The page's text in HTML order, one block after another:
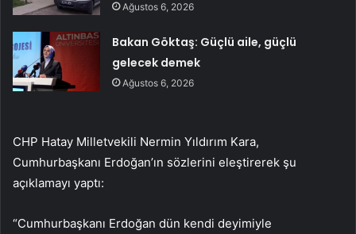
Ağustos 6, 2026
Bakan Göktaş: Güçlü aile, güçlü
gelecek demek
Ağustos 6, 2026
CHP Hatay Milletvekili Nermin Yıldırım Kara,
Cumhurbaşkanı Erdoğan’ın sözlerini eleştirerek şu
açıklamayı yaptı:
“Cumhurbaşkanı Erdoğan dün kendi deyimiyle